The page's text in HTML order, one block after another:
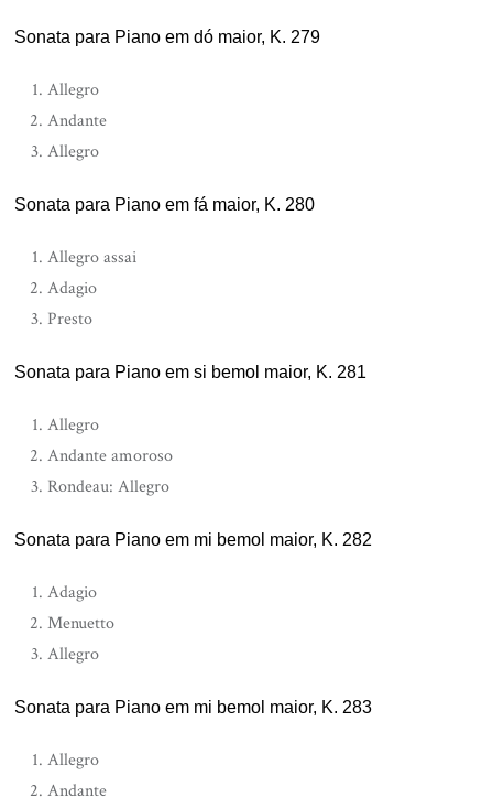
Sonata para Piano em dó maior, K. 279
Allegro
Andante
Allegro
Sonata para Piano em fá maior, K. 280
Allegro assai
Adagio
Presto
Sonata para Piano em si bemol maior, K. 281
Allegro
Andante amoroso
Rondeau: Allegro
Sonata para Piano em mi bemol maior, K. 282
Adagio
Menuetto
Allegro
Sonata para Piano em mi bemol maior, K. 283
Allegro
Andante